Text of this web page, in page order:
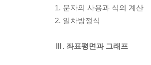
1. 문자의 사용과 식의 계산
2. 일차방정식
Ⅲ. 좌표평면과 그래프